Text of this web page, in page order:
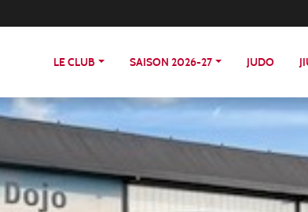
LE CLUB SAISON 2026-27 JUDO